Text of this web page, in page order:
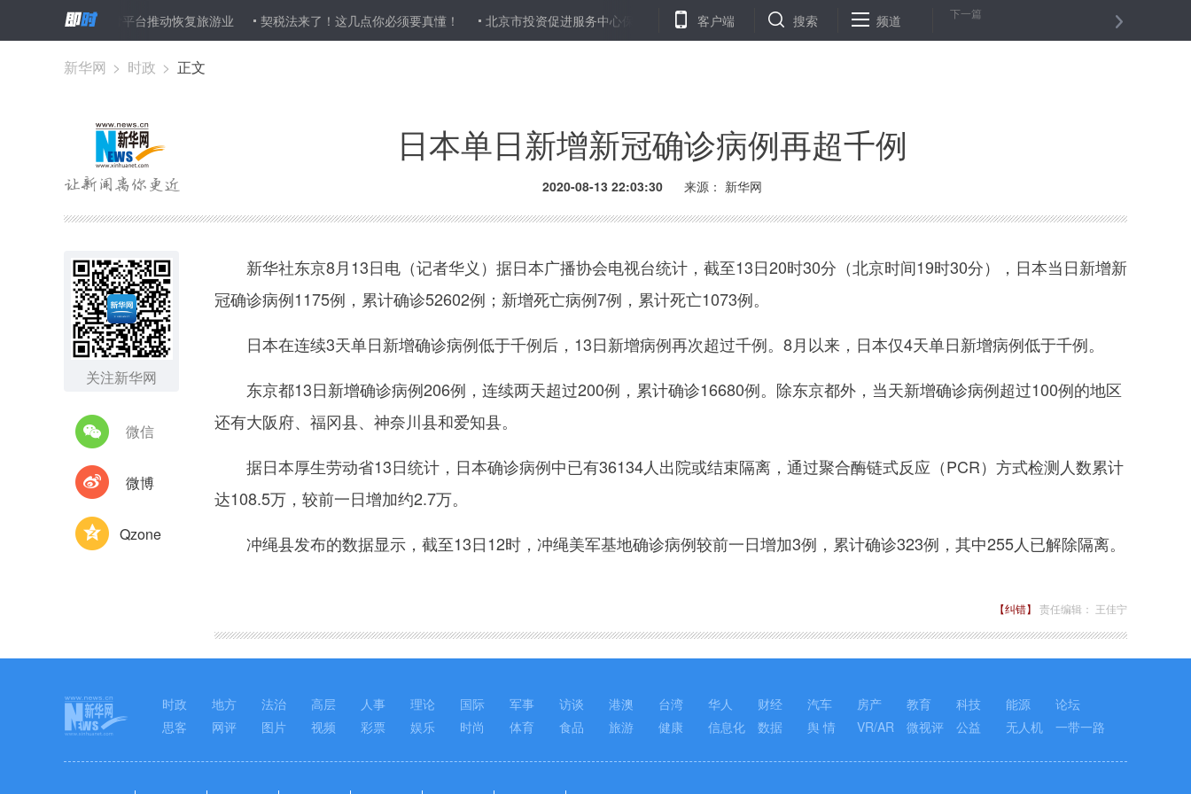
澳门通过电子支付平台推动恢复旅游业 契税法来了！这几点你必须要真懂！ 北京市投资促进服务中心保留正局职待遇干部林向阳涉嫌严重违纪违法接受纪律审查和监察调查 复市如何安排？安全能否保
客户端 搜索 频道 下一篇
新华网 > 时政 > 正文
日本单日新增新冠确诊病例再超千例
2020-08-13 22:03:30 来源： 新华网
关注新华网
微信
微博
Qzone
新华社东京8月13日电（记者华义）据日本广播协会电视台统计，截至13日20时30分（北京时间19时30分），日本当日新增新
冠确诊病例1175例，累计确诊52602例；新增死亡病例7例，累计死亡1073例。
日本在连续3天单日新增确诊病例低于千例后，13日新增病例再次超过千例。8月以来，日本仅4天单日新增病例低于千例。
东京都13日新增确诊病例206例，连续两天超过200例，累计确诊16680例。除东京都外，当天新增确诊病例超过100例的地区
还有大阪府、福冈县、神奈川县和爱知县。
据日本厚生劳动省13日统计，日本确诊病例中已有36134人出院或结束隔离，通过聚合酶链式反应（PCR）方式检测人数累计
达108.5万，较前一日增加约2.7万。
冲绳县发布的数据显示，截至13日12时，冲绳美军基地确诊病例较前一日增加3例，累计确诊323例，其中255人已解除隔离。
【纠错】 责任编辑： 王佳宁
时政 地方 法治 高层 人事 理论 国际 军事 访谈 港澳 台湾 华人 财经 汽车 房产 教育 科技 能源
论坛
思客
网评 图片 视频 彩票 娱乐 时尚 体育 食品 旅游 健康 信息化 数据 舆 情 VR/AR 微视评 公益 无人机 一带一路